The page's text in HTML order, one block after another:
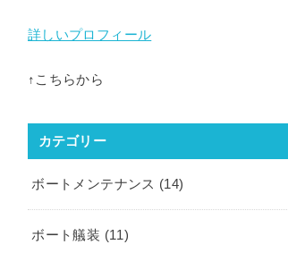
詳しいプロフィール
↑こちらから
カテゴリー
ボートメンテナンス (14)
ボート艤装 (11)